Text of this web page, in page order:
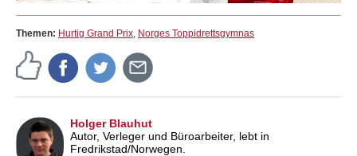
Themen: Hurtig Grand Prix, Norges Toppidrettsgymnas
Holger Blauhut
Autor, Verleger und Büroarbeiter, lebt in
Fredrikstad/Norwegen.